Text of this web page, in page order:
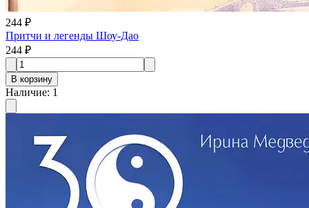
244 ₽
Притчи и легенды Шоу-Дао
244 ₽
В корзину
Наличие: 1